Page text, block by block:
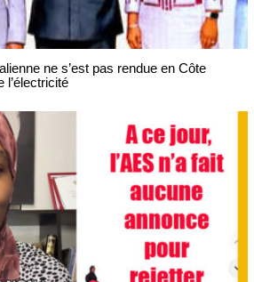
ne s’est pas rendue en Côte
l’électricité